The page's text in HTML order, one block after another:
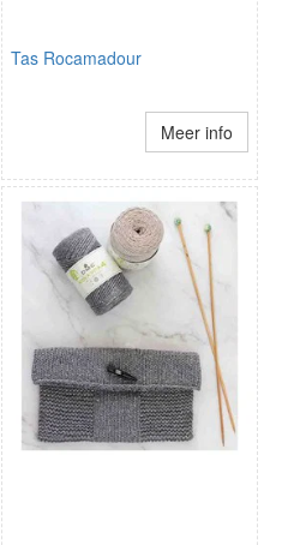
Tas Rocamadour
Meer info